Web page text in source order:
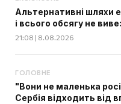
Альтернативні шляхи
і всього обсягу не
21:08 | 8.08.2026
ГОЛОВНЕ
"Вони не маленька
Сербія відходить від